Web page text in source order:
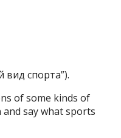
вид спорта”).
of some kinds of
say what sports